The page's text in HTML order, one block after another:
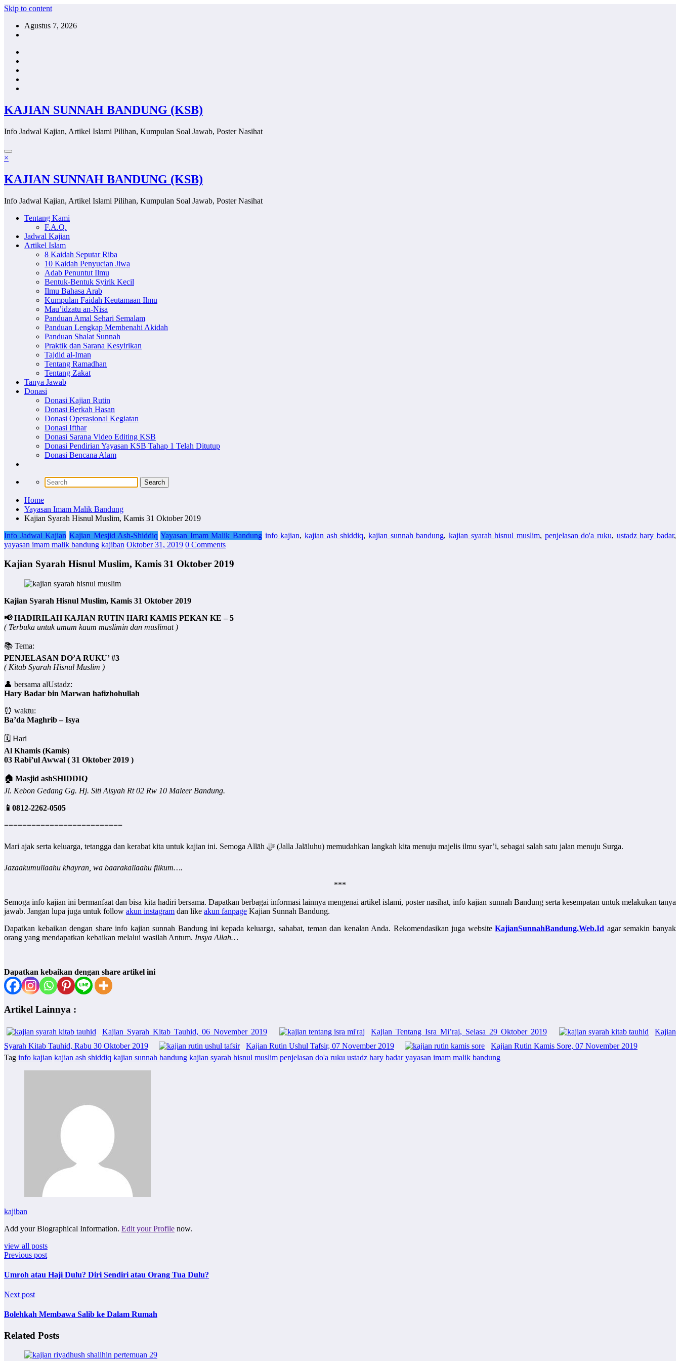
Skip to content
Agustus 7, 2026
KAJIAN SUNNAH BANDUNG (KSB)
Info Jadwal Kajian, Artikel Islami Pilihan, Kumpulan Soal Jawab, Poster Nasihat
×
KAJIAN SUNNAH BANDUNG (KSB)
Info Jadwal Kajian, Artikel Islami Pilihan, Kumpulan Soal Jawab, Poster Nasihat
Tentang Kami
F.A.Q.
Jadwal Kajian
Artikel Islam
8 Kaidah Seputar Riba
10 Kaidah Penyucian Jiwa
Adab Penuntut Ilmu
Bentuk-Bentuk Syirik Kecil
Ilmu Bahasa Arab
Kumpulan Faidah Keutamaan Ilmu
Mau’idzatu an-Nisa
Panduan Amal Sehari Semalam
Panduan Lengkap Membenahi Akidah
Panduan Shalat Sunnah
Praktik dan Sarana Kesyirikan
Tajdid al-Iman
Tentang Ramadhan
Tentang Zakat
Tanya Jawab
Donasi
Donasi Kajian Rutin
Donasi Berkah Hasan
Donasi Operasional Kegiatan
Donasi Ifthar
Donasi Sarana Video Editing KSB
Donasi Pendirian Yayasan KSB Tahap 1 Telah Ditutup
Donasi Bencana Alam
Home
Yayasan Imam Malik Bandung
Kajian Syarah Hisnul Muslim, Kamis 31 Oktober 2019
Info Jadwal Kajian Kajian Mesjid Ash-Shiddiq Yayasan Imam Malik Bandung info kajian,kajian ash shiddiq,kajian sunnah bandung,kajian syarah hisnul muslim, penjelasan do'a ruku, ustadz hary badar,
yayasan imam malik bandung kajiban Oktober 31, 2019 0 Comments
Kajian Syarah Hisnul Muslim, Kamis 31 Oktober 2019
Kajian Syarah Hisnul Muslim, Kamis 31 Oktober 2019
📢 HADIRILAH KAJIAN RUTIN HARI KAMIS PEKAN KE – 5
( Terbuka untuk umum kaum muslimin dan muslimat )
📚 Tema:
PENJELASAN DO’A RUKU’ #3
( Kitab Syarah Hisnul Muslim )
👤 bersama alUstadz:
Hary Badar bin Marwan hafizhohullah
⏰ waktu:
Ba’da Maghrib – Isya
🗓 Hari
Al Khamis (Kamis)
03 Rabi’ul Awwal ( 31 Oktober 2019 )
🏠 Masjid ashSHIDDIQ
Jl. Kebon Gedang Gg. Hj. Siti Aisyah Rt 02 Rw 10 Maleer Bandung.
📱0812-2262-0505
==========================
Mari ajak serta keluarga, tetangga dan kerabat kita untuk kajian ini. Semoga Allāh ﷻ (Jalla Jalāluhu) memudahkan langkah kita menuju majelis ilmu syar’i, sebagai salah satu jalan menuju Surga.
Jazaakumullaahu khayran, wa baarakallaahu fiikum….
***
Semoga info kajian ini bermanfaat dan bisa kita hadiri bersama. Dapatkan berbagai informasi lainnya mengenai artikel islami, poster nasihat, info kajian sunnah Bandung serta kesempatan untuk melakukan tanya
jawab. Jangan lupa juga untuk follow akun instagram dan like akun fanpage Kajian Sunnah Bandung.
Dapatkan kebaikan dengan share info kajian sunnah Bandung ini kepada keluarga, sahabat, teman dan kenalan Anda. Rekomendasikan juga websiteKajianSunnahBandung.Web.Id agar semakin banyak
orang yang mendapatkan kebaikan melalui wasilah Antum. Insya Allah…
Dapatkan kebaikan dengan share artikel ini
Artikel Lainnya :
Kajian Syarah Kitab Tauhid, 06 November 2019 Kajian Tentang Isra Mi’raj, Selasa 29 Oktober 2019
Kajian
Syarah Kitab Tauhid, Rabu 30 Oktober 2019
Kajian Rutin Ushul Tafsir, 07 November 2019
Kajian Rutin Kamis Sore, 07 November 2019
Tag info kajian kajian ash shiddiq kajian sunnah bandung kajian syarah hisnul muslim penjelasan do'a ruku ustadz hary badar yayasan imam malik bandung
kajiban
Add your Biographical Information. Edit your Profile now.
view all posts
Previous post
Umroh atau Haji Dulu? Diri Sendiri atau Orang Tua Dulu?
Next post
Bolehkah Membawa Salib ke Dalam Rumah
Related Posts